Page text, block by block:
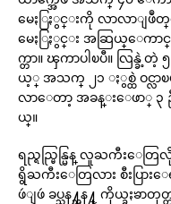
မေႏြႏွင္းကို လာလာျဖဳ
မေႏြႏွင္း အဆြယ္ေကာင္
က္တာ။ ၾကာပါၿပီ။ လြန္ခဲ့
ယ့္ အသက္ ၂၁ ႏွစ္ထဲ ဝင္လာ
လာေတာ့ အခန္းေဖာ္
ယ္။
ရည္ရည္မြန္မြန္ လူႀကီးေ
ရွိႀကီးေတြလား စီးပြား
ဖဴျဖဴ ခပ္သန႔္သန႔္ ကိုယ္ခႏၶ